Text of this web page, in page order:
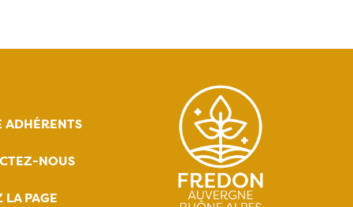
ADHÉRENTS
NOUS
LA PAGE